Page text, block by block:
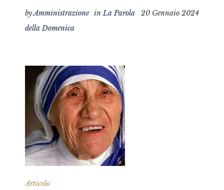
20 Gennaio 2024
byAmministrazione inLa Parola
della Domenica
Articolo